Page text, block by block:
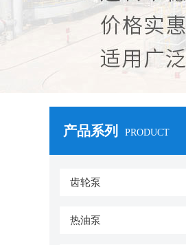
产品系列 PRODUCT
齿轮泵
热油泵